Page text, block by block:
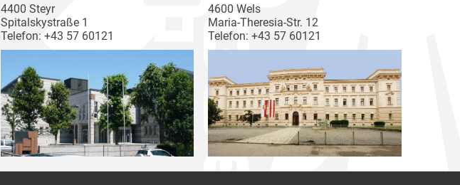
4400 Steyr
Spitalskystraße 1
Telefon: +43 57 60121
4600 Wels
Maria-Theresia-Str. 12
Telefon: +43 57 60121